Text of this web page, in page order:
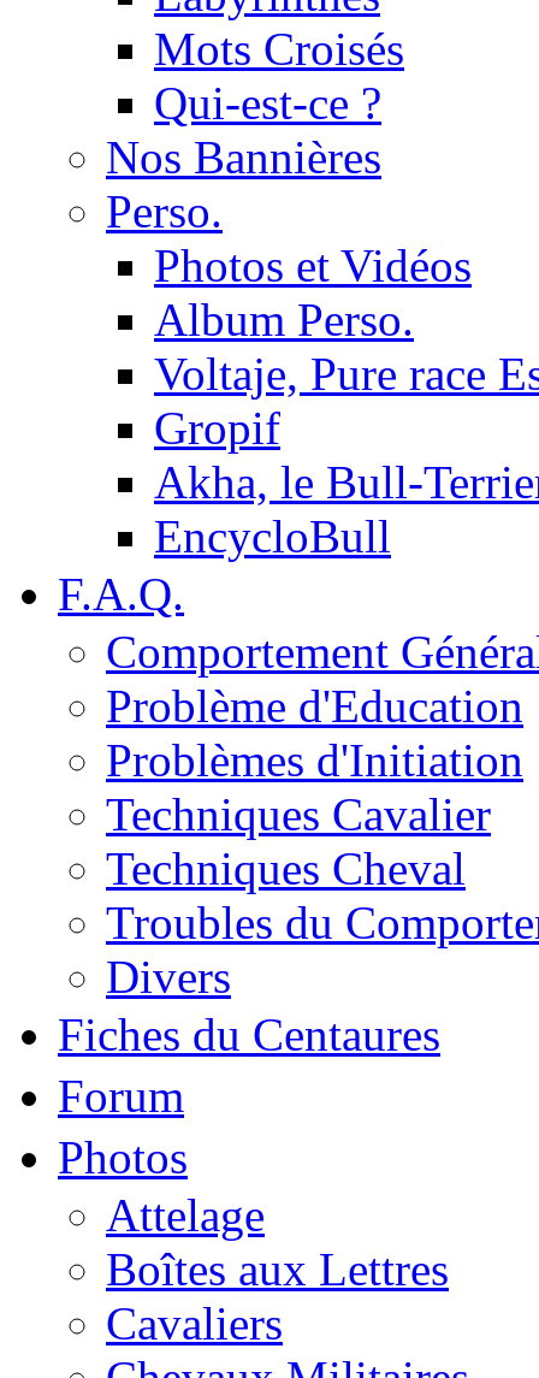
Mots Croisés
Qui-est-ce ?
Nos Bannières
Perso.
Photos et Vidéos
Album Perso.
Voltaje, Pure race
Gropif
Akha, le Bull-
EncycloBull
F.A.Q.
Comportement
Problème d'Education
Problèmes d'Initiation
Techniques Cavalier
Techniques Cheval
Troubles du
Divers
Fiches du Centaures
Forum
Photos
Attelage
Boîtes aux Lettres
Cavaliers